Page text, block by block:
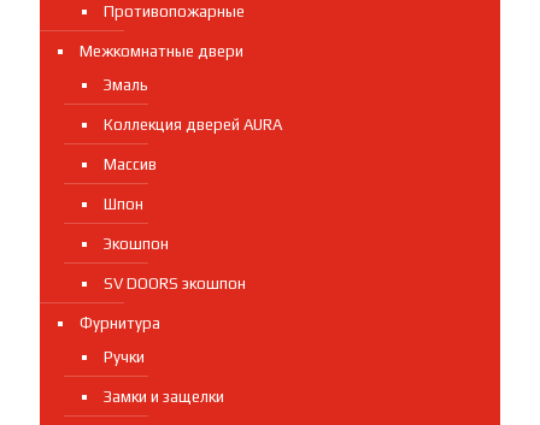
Противопожарные
Межкомнатные двери
Эмаль
Коллекция дверей AURA
Массив
Шпон
Экошпон
SV DOORS экошпон
Фурнитура
Ручки
Замки и защелки